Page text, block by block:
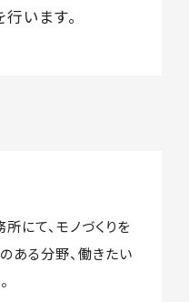
います。
にて、モノづくりを
ある分野、働きたい